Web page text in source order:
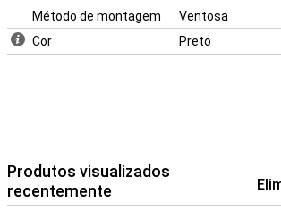
Método de montagem
Ventosa
Cor
Preto
Produtos visualizados
recentemente